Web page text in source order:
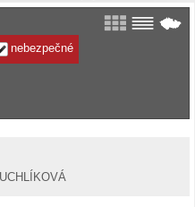
nebezpečné